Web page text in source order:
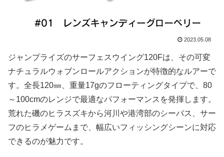
2023.05.08
ジャンプライズのサーフェスウイング120Fは、その可変
ナチュラルウォブンロールアクションが特徴的なルアーで
す。全長120㎜、重量17gのフローティングタイプで、80
～100cmのレンジで最適なパフォーマンスを発揮します。
荒れた磯のヒラスズキから河川や港湾部のシーバス、サー
フのヒラメゲームまで、幅広いフィッシングシーンに対応
できるのが魅力です。